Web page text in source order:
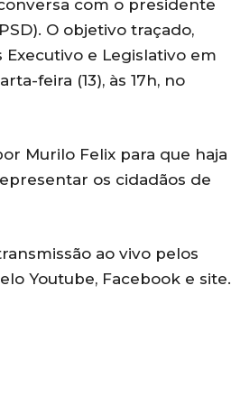
com o presidente
O objetivo traçado,
e Legislativo em
feira (13), às 17h, no
Murilo Felix para que haja
os cidadãos de
ao vivo pelos
Youtube, Facebook e site.